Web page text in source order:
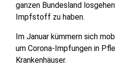
ganzen Bundesland
Impfstoff zu haben.
Im Januar kümmern sich
um Corona-Impfungen in
Krankenhäuser.